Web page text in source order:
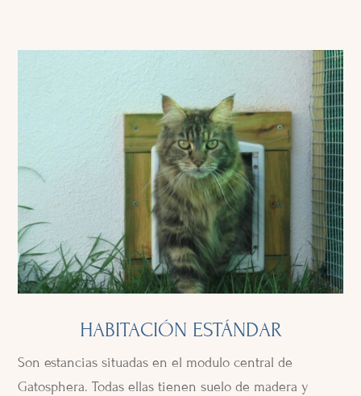
HABITACIÓN ESTÁNDAR
Son estancias situadas en el modulo central de
Gatosphera. Todas ellas tienen suelo de madera y